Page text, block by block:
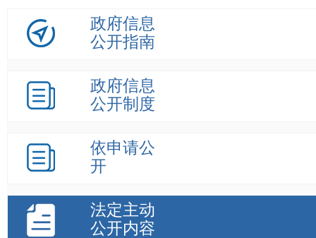
政府信息
公开指南
政府信息
公开制度
依申请公
开
法定主动
公开内容